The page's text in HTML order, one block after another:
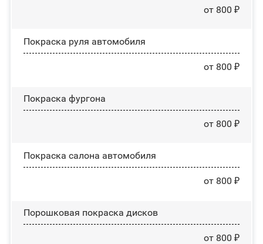
от 800 ₽
Покраска руля автомобиля
от 800 ₽
Покраска фургона
от 800 ₽
Покраска салона автомобиля
от 800 ₽
Порошковая покраска дисков
от 800 ₽